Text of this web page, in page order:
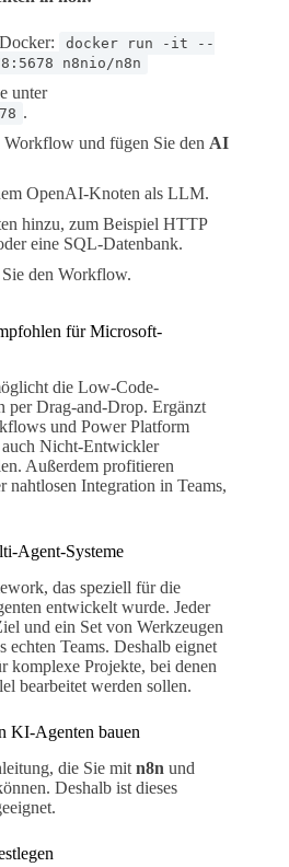
docker run -it --
n8nio/n8n
unter
.
Workflow und fügen Sie den AI
OpenAI-Knoten als LLM.
hinzu, zum Beispiel HTTP
eine SQL-Datenbank.
den Workflow.
für Microsoft-
die Low-Code-
Drag-and-Drop. Ergänzt
und Power Platform
Nicht-Entwickler
Außerdem profitieren
Integration in Teams,
Agent-Systeme
das speziell für die
entwickelt wurde. Jeder
und ein Set von Werkzeugen
Teams. Deshalb eignet
komplexe Projekte, bei denen
bearbeitet werden sollen.
KI-Agenten bauen
die Sie mit n8n und
Deshalb ist dieses